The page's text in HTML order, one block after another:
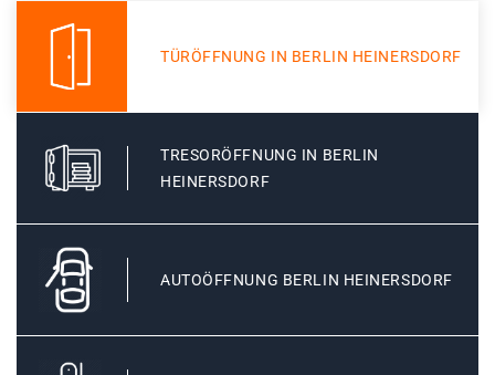
TÜRÖFFNUNG IN BERLIN HEINERSDORF
TRESORÖFFNUNG IN BERLIN
HEINERSDORF
AUTOÖFFNUNG BERLIN HEINERSDORF